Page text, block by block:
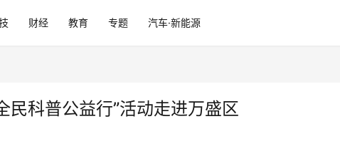
财经 教育 专题 汽车·新能源
民科普公益行”活动走进万盛区